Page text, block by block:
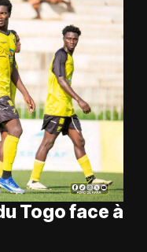
Togo face à